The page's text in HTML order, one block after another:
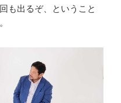
も出るぞ、ということ